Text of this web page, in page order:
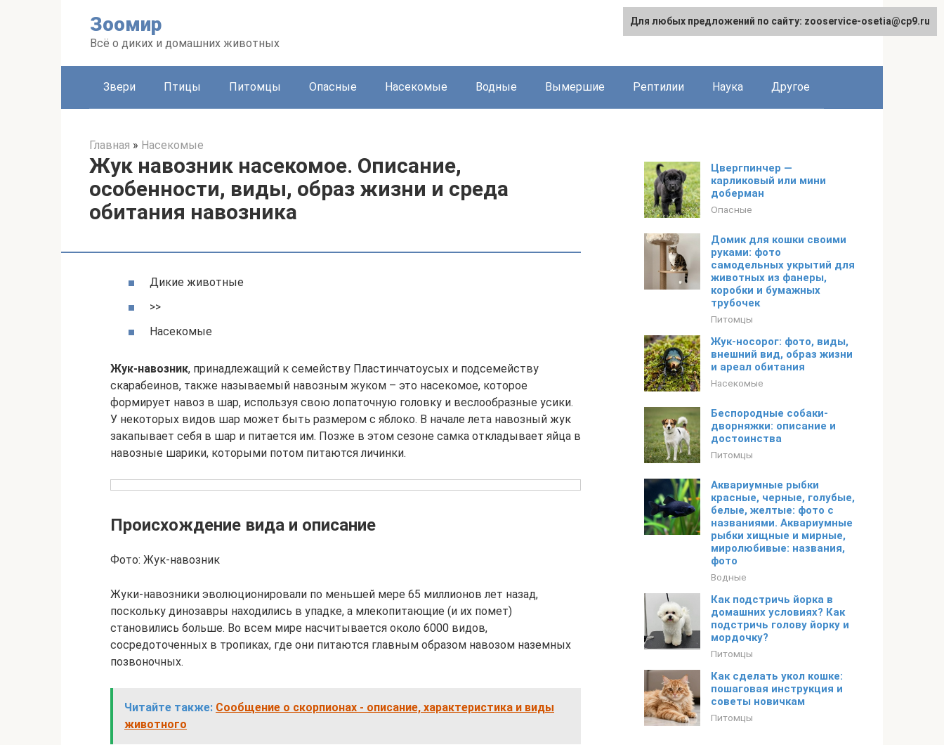
Зоомир
Всё о диких и домашних животных
Звери Птицы Питомцы Опасные Насекомые Водные Вымершие Рептилии Наука Другое
Главная » Насекомые
Жук навозник насекомое. Описание,
особенности, виды, образ жизни и среда
обитания навозника
Дикие животные
>>
Насекомые
Жук-навозник, принадлежащий к семейству Пластинчатоусых и подсемейству
скарабеинов, также называемый навозным жуком – это насекомое, которое
формирует навоз в шар, используя свою лопаточную головку и веслообразные усики.
У некоторых видов шар может быть размером с яблоко. В начале лета навозный жук
закапывает себя в шар и питается им. Позже в этом сезоне самка откладывает яйца в
навозные шарики, которыми потом питаются личинки.
Происхождение вида и описание
Фото: Жук-навозник
Жуки-навозники эволюционировали по меньшей мере 65 миллионов лет назад,
поскольку динозавры находились в упадке, а млекопитающие (и их помет)
становились больше. Во всем мире насчитывается около 6000 видов,
сосредоточенных в тропиках, где они питаются главным образом навозом наземных
позвоночных.
Читайте также: Сообщение о скорпионах - описание, характеристика и виды
животного
Цвергпинчер —
карликовый или мини
доберман
Опасные
Домик для кошки своими
руками: фото
самодельных укрытий для
животных из фанеры,
коробки и бумажных
трубочек
Питомцы
Жук-носорог: фото, виды,
внешний вид, образ жизни
и ареал обитания
Насекомые
Беспородные собаки-
дворняжки: описание и
достоинства
Питомцы
Аквариумные рыбки
красные, черные, голубые,
белые, желтые: фото с
названиями. Аквариумные
рыбки хищные и мирные,
миролюбивые: названия,
фото
Водные
Как подстричь йорка в
домашних условиях? Как
подстричь голову йорку и
мордочку?
Питомцы
Как сделать укол кошке:
пошаговая инструкция и
советы новичкам
Питомцы
Для любых предложений по сайту: zooservice-osetia@cp9.ru